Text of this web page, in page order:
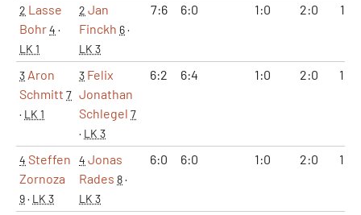
2 Lasse
Bohr4 ·
LK 1
2 Jan
Finckh 6·
LK 3
7:6 6:0 1:0 2:0 13:6
3 Aron
Schmitt 7
· LK 1
3 Felix
Jonathan
Schlegel 7
· LK 3
6:2 6:4 1:0 2:0 12:6
4 Steffen
Zornoza
9· LK 3
4 Jonas
Rades 8·
LK 3
6:0 6:0 1:0 2:0